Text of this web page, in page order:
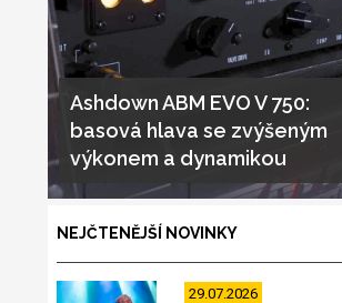
Ashdown ABM EVO V 750:
basová hlava se zvýšeným
výkonem a dynamikou
NEJČTENĚJŠÍ NOVINKY
29.07.2026